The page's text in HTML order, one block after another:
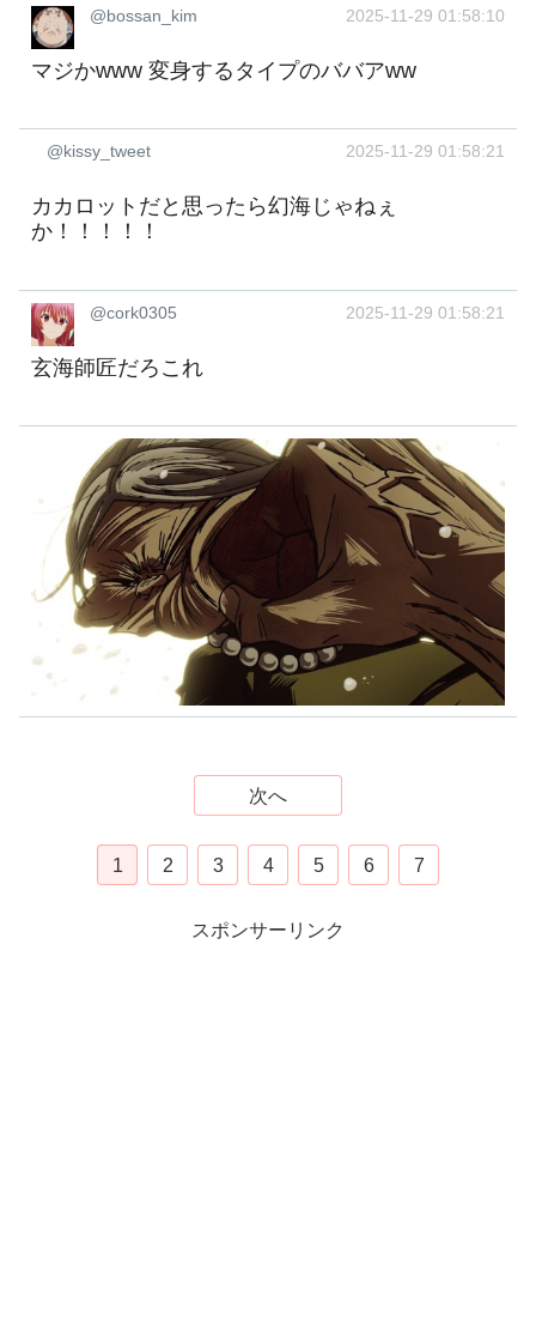
@bossan_kim 2025-11-29 01:58:10
マジかwww 変身するタイプのババアww
@kissy_tweet 2025-11-29 01:58:21
カカロットだと思ったら幻海じゃねぇ
か！！！！！
@cork0305 2025-11-29 01:58:21
玄海師匠だろこれ
次へ
1 2 3 4 5 6 7
スポンサーリンク